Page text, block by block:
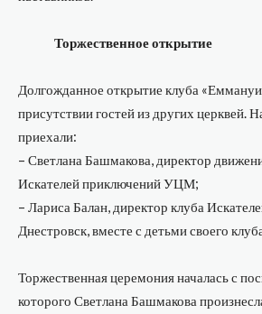
Торжественное открытие
Долгожданное открытие клуба
присутствии гостей из других церквей.
приехали:
– Светлана Башмакова, директор
Искателей приключений УЦМ;
– Лариса Балан, директор клуба
Днестровск, вместе с детьми своего
Торжественная церемония началась с
которого Светлана Башмакова